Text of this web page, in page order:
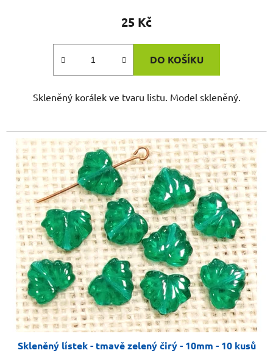
25 Kč
DO KOŠÍKU
Skleněný korálek ve tvaru listu. Model skleněný.
Skleněný lístek - tmavě zelený čirý - 10mm - 10 kusů